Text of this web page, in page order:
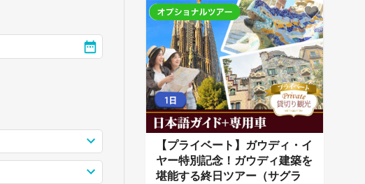
【プライベート】ガウディ・イ
ヤー特別記念！ガウディ建築を
堪能する終日ツアー（サグラ